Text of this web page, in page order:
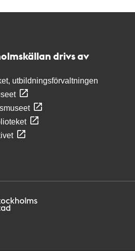
drivs av
utbildningsförvaltningen